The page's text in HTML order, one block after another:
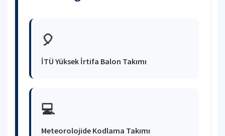
🎈
İTÜ Yüksek İrtifa Balon Takımı
💻
Meteorolojide Kodlama Takımı